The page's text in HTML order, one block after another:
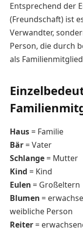
Entsprechend der
(Freundschaft) ist
Verwandter,
Person, die durch
als Familienmitglied
Haus = Familie
Bär = Vater
Schlange = Mutter
Kind = Kind
Eulen = Großeltern
Blumen =
weibliche Person
Reiter =